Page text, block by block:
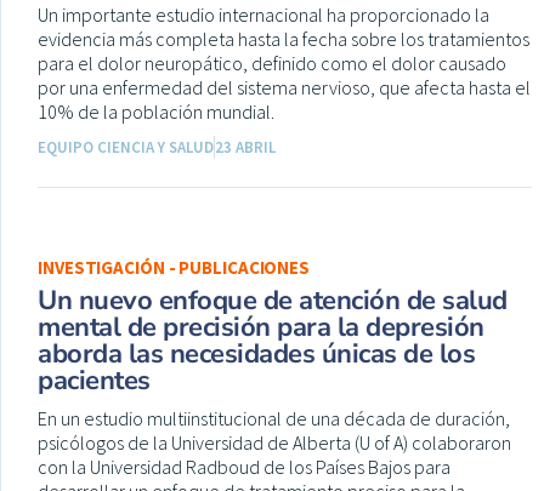
Un importante estudio internacional ha proporcionado la
evidencia más completa hasta la fecha sobre los tratamientos
para el dolor neuropático, definido como el dolor causado
por una enfermedad del sistema nervioso, que afecta hasta el
10% de la población mundial.
EQUIPO CIENCIA Y SALUD23 ABRIL
INVESTIGACIÓN - PUBLICACIONES
Un nuevo enfoque de atención de salud
mental de precisión para la depresión
aborda las necesidades únicas de los
pacientes
En un estudio multiinstitucional de una década de duración,
psicólogos de la Universidad de Alberta (U of A) colaboraron
con la Universidad Radboud de los Países Bajos para